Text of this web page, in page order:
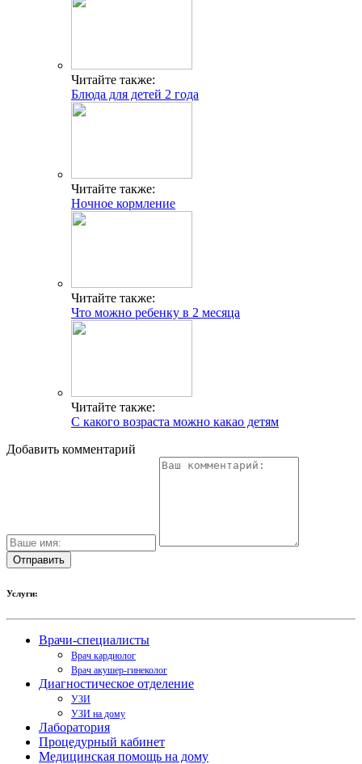
Читайте также:
Блюда для детей 2 года
Читайте также:
Ночное кормление
Читайте также:
Что можно ребенку в 2 месяца
Читайте также:
С какого возраста можно какао детям
Добавить комментарий
Услуги:
Врачи-специалисты
Врач кардиолог
Врач акушер-гинеколог
Диагностическое отделение
УЗИ
УЗИ на дому
Лаборатория
Процедурный кабинет
Медицинская помощь на дому